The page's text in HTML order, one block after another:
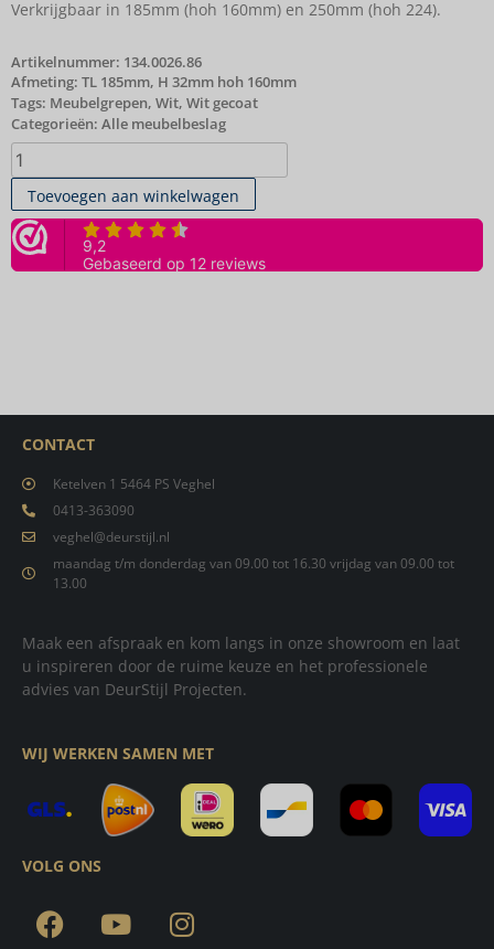
Verkrijgbaar in 185mm (hoh 160mm) en 250mm (hoh 224).
Artikelnummer: 134.0026.86
Afmeting: TL 185mm, H 32mm hoh 160mm
Tags: Meubelgrepen, Wit, Wit gecoat
Categorieën: Alle meubelbeslag
Toevoegen aan winkelwagen
CONTACT
Ketelven 1 5464 PS Veghel
0413-363090
veghel@deurstijl.nl
maandag t/m donderdag van 09.00 tot 16.30 vrijdag van 09.00 tot
13.00
Maak een afspraak en kom langs in onze showroom en laat
u inspireren door de ruime keuze en het professionele
advies van DeurStijl Projecten.
WIJ WERKEN SAMEN MET
VOLG ONS